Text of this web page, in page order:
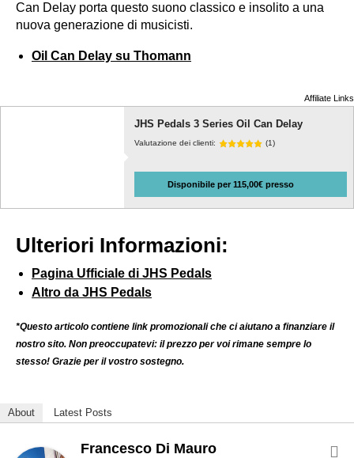
Can Delay porta questo suono classico e insolito a una
nuova generazione di musicisti.
Oil Can Delay su Thomann
Affiliate Links
JHS Pedals 3 Series Oil Can Delay
Valutazione dei clienti: (1)
Disponibile per 115,00€ presso
Ulteriori Informazioni:
Pagina Ufficiale di JHS Pedals
Altro da JHS Pedals
*Questo articolo contiene link promozionali che ci aiutano a finanziare il
nostro sito. Non preoccupatevi: il prezzo per voi rimane sempre lo
stesso! Grazie per il vostro sostegno.
About Latest Posts
Francesco Di Mauro